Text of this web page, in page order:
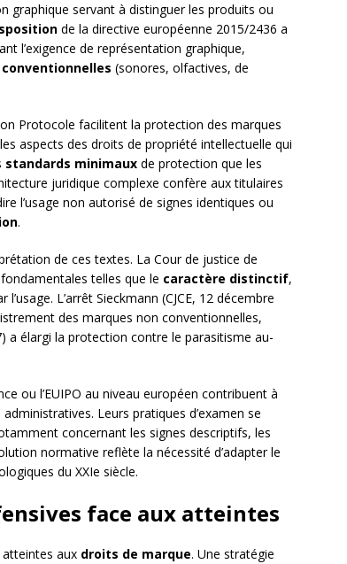
graphique servant à distinguer les produits ou
de la directive européenne 2015/2436 a
l’exigence de représentation graphique,
(sonores, olfactives, de
Protocole facilitent la protection des marques
aspects des droits de propriété intellectuelle qui
standards minimaux de protection que les
juridique complexe confère aux titulaires
l’usage non autorisé de signes identiques ou
.
de ces textes. La Cour de justice de
telles que le caractère distinctif,
L’arrêt Sieckmann (CJCE, 12 décembre
des marques non conventionnelles,
a élargi la protection contre le parasitisme au-
ou l’EUIPO au niveau européen contribuent à
Leurs pratiques d’examen se
concernant les signes descriptifs, les
normative reflète la nécessité d’adapter le
du XXIe siècle.
face aux atteintes
aux droits de marque. Une stratégie